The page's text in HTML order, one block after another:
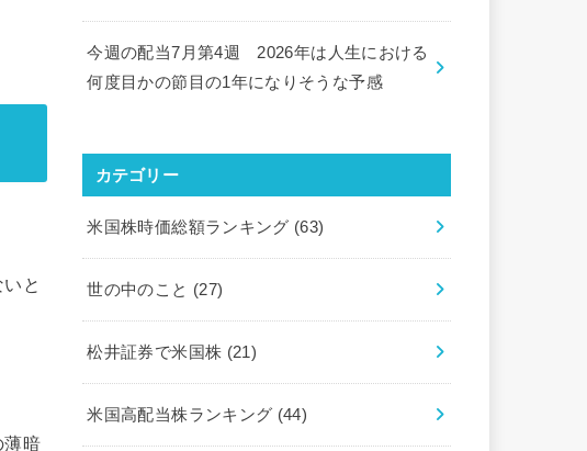
と
薄暗
今週の配当7月第4週 2026年は人生における
何度目かの節目の1年になりそうな予感
カテゴリー
米国株時価総額ランキング (63)
世の中のこと (27)
松井証券で米国株 (21)
米国高配当株ランキング (44)